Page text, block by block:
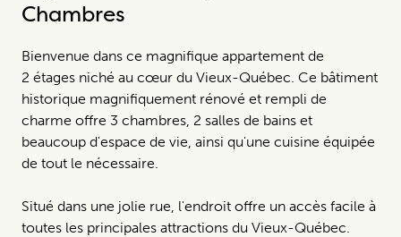
Chambres
Bienvenue dans ce magnifique appartement de
2 étages niché au cœur du Vieux-Québec. Ce bâtiment
historique magnifiquement rénové et rempli de
charme offre 3 chambres, 2 salles de bains et
beaucoup d'espace de vie, ainsi qu'une cuisine équipée
de tout le nécessaire.
Situé dans une jolie rue, l'endroit offre un accès facile à
toutes les principales attractions du Vieux-Québec.